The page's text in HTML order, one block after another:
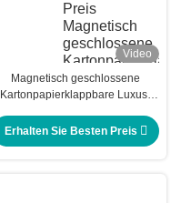
Video
Magnetisch geschlossene
Kartonpapierklappbare Luxus-
Custom Print Logo
Erhalten Sie Besten Preis